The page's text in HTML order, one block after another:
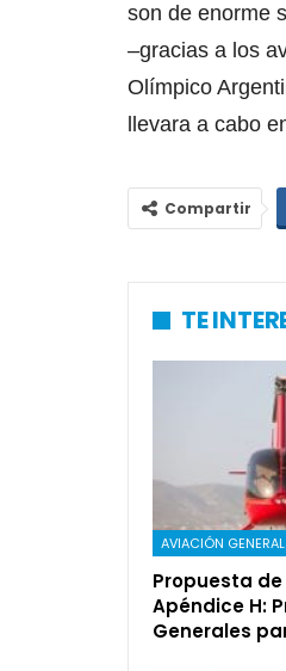
son de enorme
–gracias a los
Olímpico
llevara a cabo
Compartir
TE
AVIACIÓN GENERAL
Propuesta
Apéndice H:
Generales